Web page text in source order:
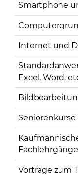
Smartphone
Internet und
Excel, Word,
Seniorenkurse
Fachlehrgänge
Vorträge zum